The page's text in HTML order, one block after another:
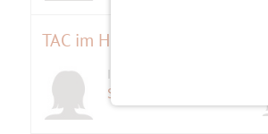
TAC im Hirschgarten
Initiatorin
Schafkopflady